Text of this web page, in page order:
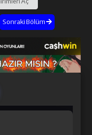
Sonraki Bölüm